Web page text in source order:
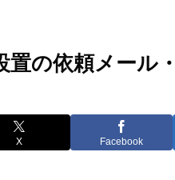
置の依頼メール
X Facebook